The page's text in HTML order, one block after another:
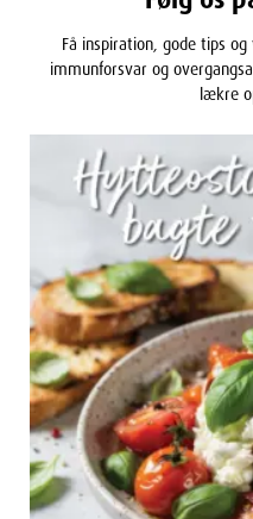
Få inspiration, gode tips
immunforsvar og
lækre